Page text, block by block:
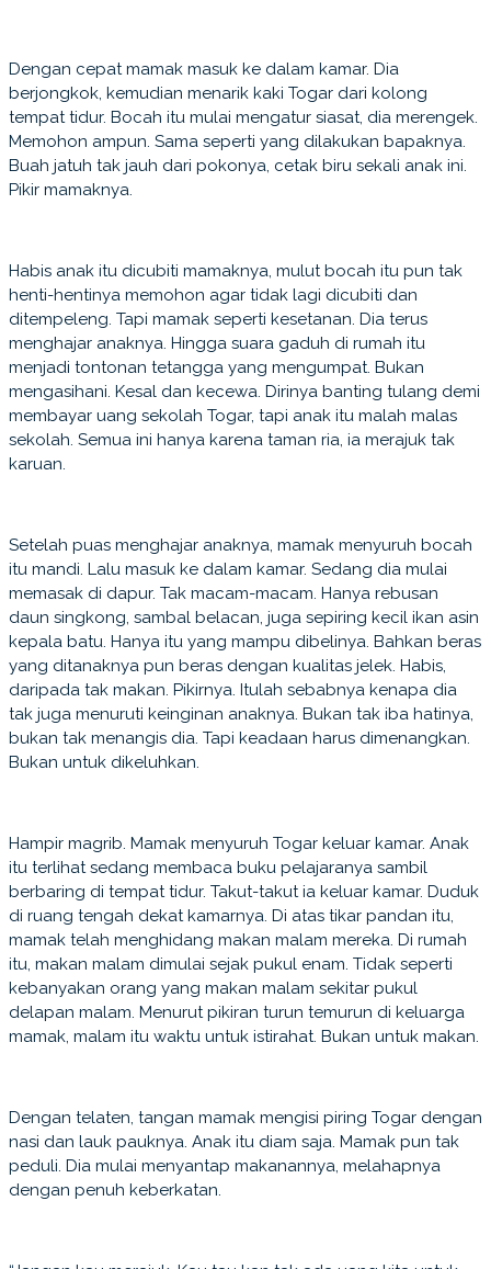
Dengan cepat mamak masuk ke dalam kamar. Dia
berjongkok, kemudian menarik kaki Togar dari kolong
tempat tidur. Bocah itu mulai mengatur siasat, dia merengek.
Memohon ampun. Sama seperti yang dilakukan bapaknya.
Buah jatuh tak jauh dari pokonya, cetak biru sekali anak ini.
Pikir mamaknya.
Habis anak itu dicubiti mamaknya, mulut bocah itu pun tak
henti-hentinya memohon agar tidak lagi dicubiti dan
ditempeleng. Tapi mamak seperti kesetanan. Dia terus
menghajar anaknya. Hingga suara gaduh di rumah itu
menjadi tontonan tetangga yang mengumpat. Bukan
mengasihani. Kesal dan kecewa. Dirinya banting tulang demi
membayar uang sekolah Togar, tapi anak itu malah malas
sekolah. Semua ini hanya karena taman ria, ia merajuk tak
karuan.
Setelah puas menghajar anaknya, mamak menyuruh bocah
itu mandi. Lalu masuk ke dalam kamar. Sedang dia mulai
memasak di dapur. Tak macam-macam. Hanya rebusan
daun singkong, sambal belacan, juga sepiring kecil ikan asin
kepala batu. Hanya itu yang mampu dibelinya. Bahkan beras
yang ditanaknya pun beras dengan kualitas jelek. Habis,
daripada tak makan. Pikirnya. Itulah sebabnya kenapa dia
tak juga menuruti keinginan anaknya. Bukan tak iba hatinya,
bukan tak menangis dia. Tapi keadaan harus dimenangkan.
Bukan untuk dikeluhkan.
Hampir magrib. Mamak menyuruh Togar keluar kamar. Anak
itu terlihat sedang membaca buku pelajaranya sambil
berbaring di tempat tidur. Takut-takut ia keluar kamar. Duduk
di ruang tengah dekat kamarnya. Di atas tikar pandan itu,
mamak telah menghidang makan malam mereka. Di rumah
itu, makan malam dimulai sejak pukul enam. Tidak seperti
kebanyakan orang yang makan malam sekitar pukul
delapan malam. Menurut pikiran turun temurun di keluarga
mamak, malam itu waktu untuk istirahat. Bukan untuk makan.
Dengan telaten, tangan mamak mengisi piring Togar dengan
nasi dan lauk pauknya. Anak itu diam saja. Mamak pun tak
peduli. Dia mulai menyantap makanannya, melahapnya
dengan penuh keberkatan.